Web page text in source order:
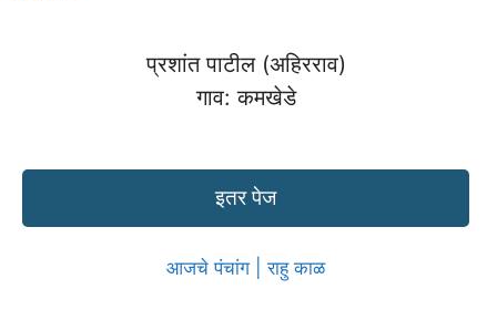
प्रशांत पाटील (अहिरराव)
गाव: कमखेडे
इतर पेज
आजचे पंचांग | राहु काळ